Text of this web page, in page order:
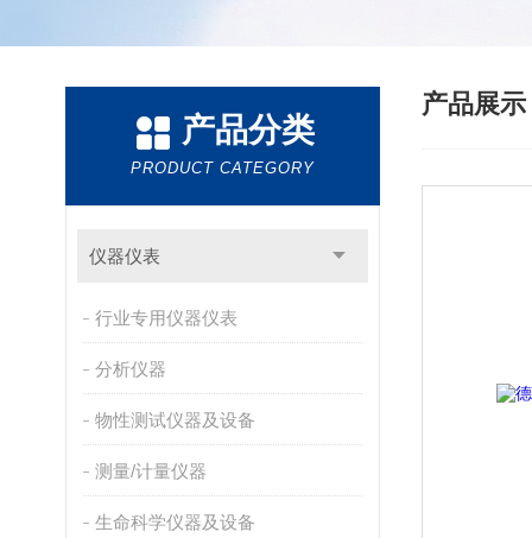
产品分类
PRODUCT CATEGORY
仪器仪表
行业专用仪器仪表
分析仪器
物性测试仪器及设备
测量/计量仪器
生命科学仪器及设备
产品展示